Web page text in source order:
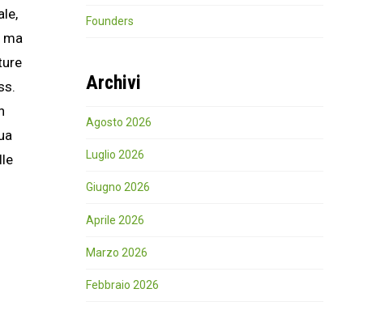
ma
Founders
Archivi
Agosto 2026
Luglio 2026
Giugno 2026
Aprile 2026
Marzo 2026
Febbraio 2026